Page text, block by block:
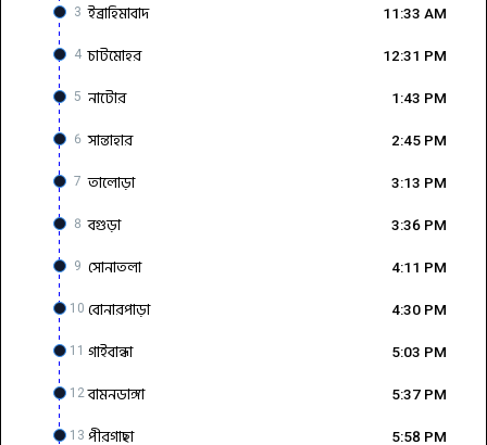
3 ইব্রাহিমাবাদ 11:33 AM
4 চাটমোহর 12:31 PM
5 নাটোর 1:43 PM
6 সান্তাহার 2:45 PM
7 তালোড়া 3:13 PM
8 বগুড়া 3:36 PM
9 সোনাতলা 4:11 PM
10 বোনারপাড়া 4:30 PM
11 গাইবান্ধা 5:03 PM
12 বামনডাঙ্গা 5:37 PM
13 পীরগাছা 5:58 PM